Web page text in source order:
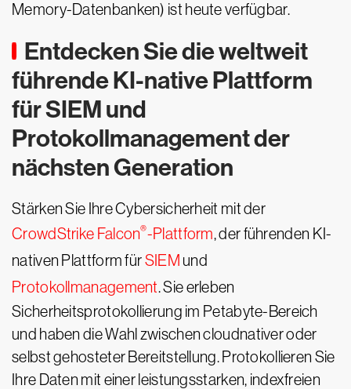
Memory-Datenbanken) ist heute verfügbar.
Entdecken Sie die weltweit
führende KI-native Plattform
für SIEM und
Protokollmanagement der
nächsten Generation
Stärken Sie Ihre Cybersicherheit mit der
CrowdStrike Falcon®-Plattform, der führenden KI-
nativen Plattform fürSIEM und
Protokollmanagement. Sie erleben
Sicherheitsprotokollierung im Petabyte-Bereich
und haben die Wahl zwischen cloudnativer oder
selbst gehosteter Bereitstellung. Protokollieren Sie
Ihre Daten mit einer leistungsstarken, indexfreien